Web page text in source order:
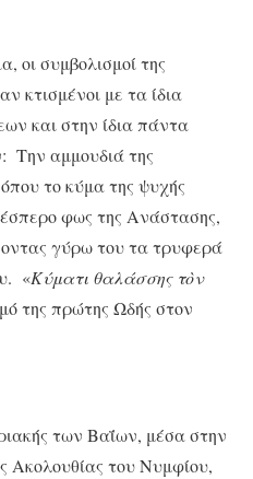
οι συμβολισμοί της
κτισμένοι με τα ίδια
και στην ίδια πάντα
Την αμμουδιά της
το κύμα της ψυχής
φως της Ανάστασης,
γύρω του τα τρυφερά
«Κύματι θαλάσσηςτὸν
της πρώτης Ωδής στον
των Βαΐων, μέσα στην
Ακολουθίας του Νυμφίου,